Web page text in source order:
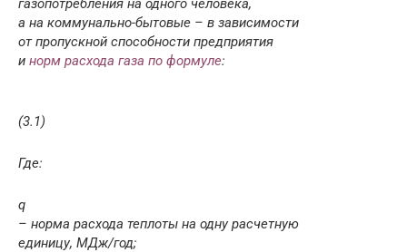
газопотребления на одного чело­века,
а на коммунально-бытовые – в зависимости
от пропускной способности предприятия
и норм расхода газа по формуле:
(3.1)
Где:
q
– норма расхода теплоты на одну расчетную
единицу, МДж/год;